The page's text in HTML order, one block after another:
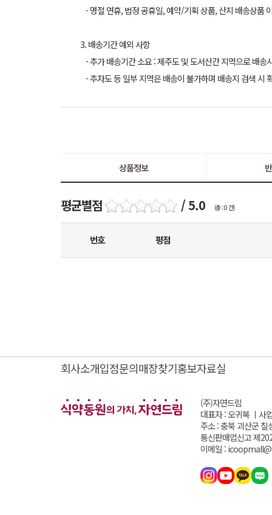
- 명절 연휴, 법정 공휴일, 예약/기획 상품, 산지 배송상품
3. 배송기간 예외 사항
- 추가 배송기간 소요 : 제주도 및 도서산간 지역으로 배
- 추자도 등 일부 지역은 배송이 불가하며 배송지 검색 시
상품정보
평균별점 / 5.0 (총 : 0 건)
번호 평점
회사소개입점문의매장찾기홍보자료실
(주)자연드림
대표자 : 오귀복 ㅣ 사
주소 : 충북 괴산군 칠
통신판매업신고 제
이메일 :